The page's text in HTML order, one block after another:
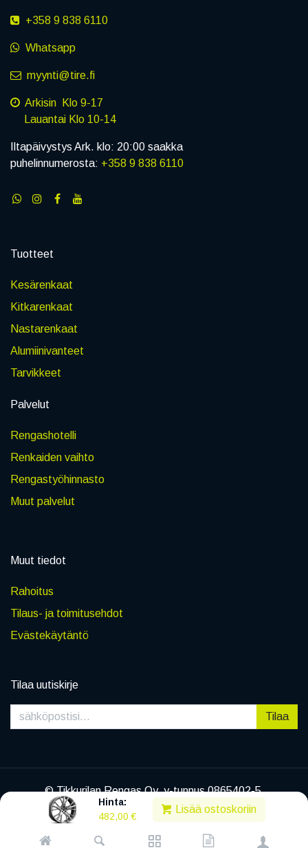
Hinta:
482,00 €
Lisää ostoskoriin
+358 9 838 6110
Whatsapp
myynti@tire.fi
Arkisin Klo 9-17
Lauantai Klo 10-14
Iltapäivystys Ark. klo: 20:00 saakka
puhelinnumerosta: +358 9 838 6110
Tuotteet
Kesärenkaat
Kitkarenkaat
Nastarenkaat
Alumiinivanteet
Tarvikkeet
Palvelut
Rengashotelli
Renkaiden vaihto
Rengastyöhinnasto
Muut palvelut
Muut tiedot
Rahoitus
Tilaus- ja toimitusehdot
Evästekäytäntö
Tilaa uutiskirje
Tilaa
© Tikkurilan Rengas Oy, y-tunnus 0865402-5
|Tietosuojaseloste
Powered byLegenda EC